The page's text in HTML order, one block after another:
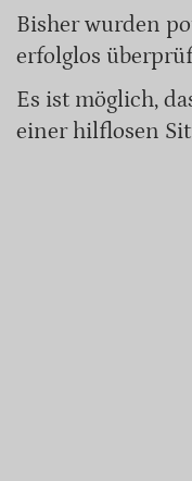
Bisher wurden
erfolglos
Es ist möglich,
einer hilflosen